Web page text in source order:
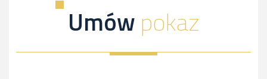
Umówpokaz